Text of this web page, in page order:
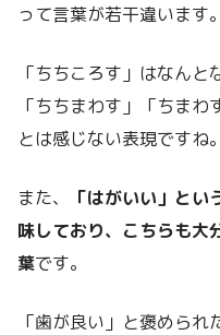
って言葉が若干違います。
「ちちころす」はなんと
「ちちまわす」「ちま
とは感じない表現ですね。
また、
「はがいい」と
味しており、こちらも大
葉です。
「歯が良い」と褒めら